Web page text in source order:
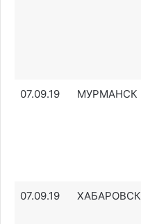
07.09.19 МУРМАНСК
07.09.19 ХАБАРОВСК